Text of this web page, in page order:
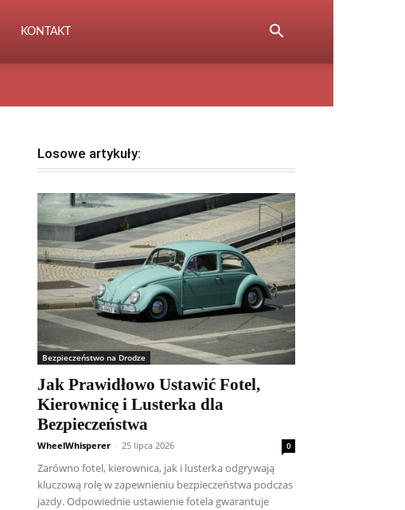
KONTAKT
Losowe artykuły:
Bezpieczeństwo na Drodze
Jak Prawidłowo Ustawić Fotel,
Kierownicę i Lusterka dla
Bezpieczeństwa
WheelWhisperer - 25 lipca 2026 0
Zarówno fotel, kierownica, jak i lusterka odgrywają
kluczową rolę w zapewnieniu bezpieczeństwa podczas
jazdy. Odpowiednie ustawienie fotela gwarantuje